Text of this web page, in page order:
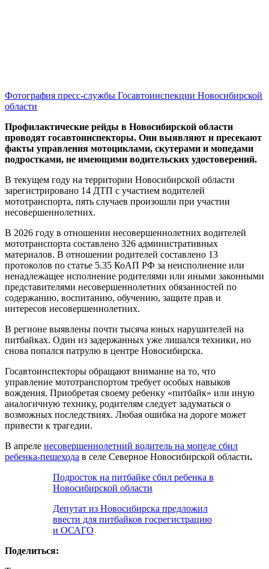
Фотография пресс-службы Госавтоинспекции Новосибирской
области
Профилактические рейды в Новосибирской области
проводят госавтоинспекторы. Они выявляют и пресекают
факты управления мотоциклами, скутерами и мопедами
подростками, не имеющими водительских удостоверений.
В текущем году на территории Новосибирской области
зарегистрировано 14 ДТП с участием водителей
мототранспорта, пять случаев произошли при участии
несовершеннолетних.
В 2026 году в отношении несовершеннолетних водителей
мототранспорта составлено 326 административных
материалов. В отношении родителей составлено 13
протоколов по статье 5.35 КоАП РФ за неисполнение или
ненадлежащее исполнение родителями или иными законными
представителями несовершеннолетних обязанностей по
содержанию, воспитанию, обучению, защите прав и
интересов несовершеннолетних.
В регионе выявлены почти тысяча юных нарушителей на
питбайках. Один из задержанных уже лишался техники, но
снова попался патрулю в центре Новосибирска.
Госавтоинспекторы обращают внимание на то, что
управление мототранспортом требует особых навыков
вождения. Приобретая своему ребенку «питбайк» или иную
аналогичную технику, родителям следует задуматься о
возможных последствиях. Любая ошибка на дороге может
привести к трагедии.
В апреле несовершеннолетний водитель на мопеде сбил
ребенка-пешехода в селе Северное Новосибирской области.
Подросток на питбайке сбил ребенка в
Новосибирской области
Депутат из Новосибирска предложил
ввести для питбайков госрегистрацию
и ОСАГО
Поделиться: